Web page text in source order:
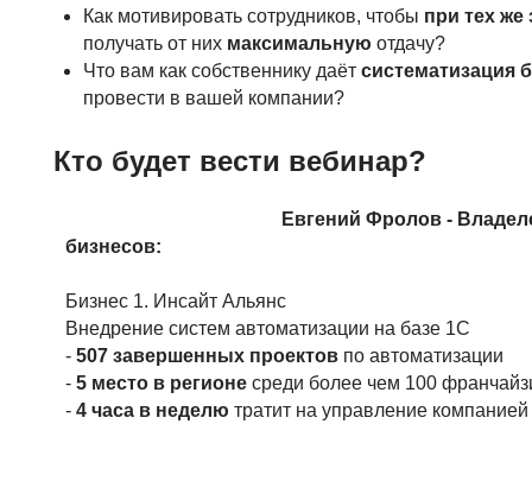
Как мотивировать сотрудников, чтобы при тех же
получать от них максимальную отдачу?
Что вам как собственнику даёт систематизация
провести в вашей компании?
Кто будет вести вебинар?
Евгений Фролов -
бизнесов:
Бизнес 1. Инсайт Альянс
Внедрение систем автоматизации на базе 1С
- 507 завершенных проектов по автоматизации
- 5 место в регионе среди более чем 100
- 4 часа в неделю тратит на управление компанией